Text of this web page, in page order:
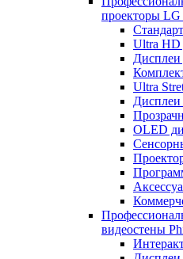
проекторы LG
Ultra HD
Дисплеи
Ultra
OLED
видеостены